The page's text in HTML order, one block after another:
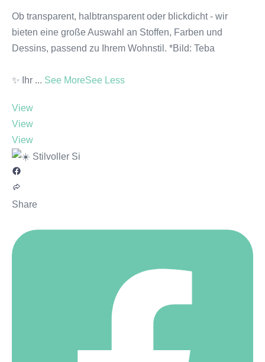
Ob transparent, halbtransparent oder blickdicht - wir
bieten eine große Auswahl an Stoffen, Farben und
Dessins, passend zu Ihrem Wohnstil. *Bild: Teba
✨ Ihr ... See MoreSee Less
View
View
View
Share